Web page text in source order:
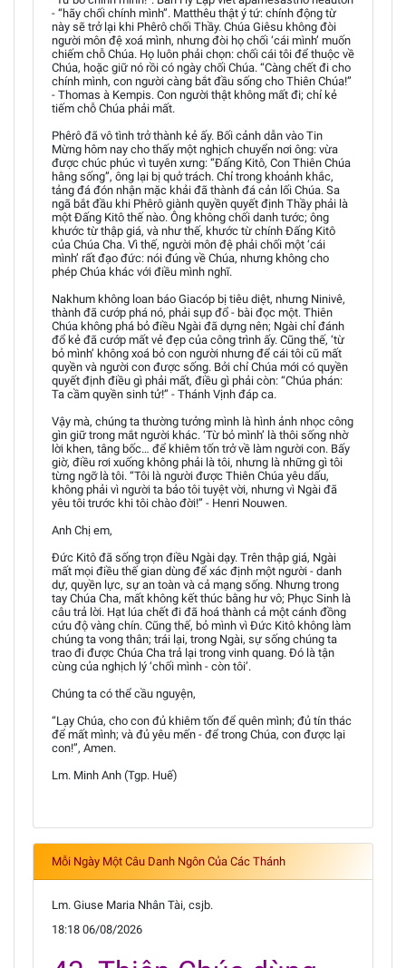
- “hãy chối chính mình”. Matthêu thật ý tứ: chính động từ
này sẽ trở lại khi Phêrô chối Thầy. Chúa Giêsu không đòi
người môn đệ xoá mình, nhưng đòi họ chối ‘cái mình’ muốn
chiếm chỗ Chúa. Họ luôn phải chọn: chối cái tôi để thuộc về
Chúa, hoặc giữ nó rồi có ngày chối Chúa. “Càng chết đi cho
chính mình, con người càng bắt đầu sống cho Thiên Chúa!”
- Thomas à Kempis. Con người thật không mất đi; chỉ kẻ
tiếm chỗ Chúa phải mất.
Phêrô đã vô tình trở thành kẻ ấy. Bối cảnh dẫn vào Tin
Mừng hôm nay cho thấy một nghịch chuyển nơi ông: vừa
được chúc phúc vì tuyên xưng: “Đấng Kitô, Con Thiên Chúa
hằng sống”, ông lại bị quở trách. Chỉ trong khoảnh khắc,
tảng đá đón nhận mặc khải đã thành đá cản lối Chúa. Sa
ngã bắt đầu khi Phêrô giành quyền quyết định Thầy phải là
một Đấng Kitô thế nào. Ông không chối danh tước; ông
khước từ thập giá, và như thế, khước từ chính Đấng Kitô
của Chúa Cha. Vì thế, người môn đệ phải chối một ‘cái
mình’ rất đạo đức: nói đúng về Chúa, nhưng không cho
phép Chúa khác với điều mình nghĩ.
Nakhum không loan báo Giacóp bị tiêu diệt, nhưng Ninivê,
thành đã cướp phá nó, phải sụp đổ - bài đọc một. Thiên
Chúa không phá bỏ điều Ngài đã dựng nên; Ngài chỉ đánh
đổ kẻ đã cướp mất vẻ đẹp của công trình ấy. Cũng thế, ‘từ
bỏ mình’ không xoá bỏ con người nhưng để cái tôi cũ mất
quyền và người con được sống. Bởi chỉ Chúa mới có quyền
quyết định điều gì phải mất, điều gì phải còn: “Chúa phán:
Ta cầm quyền sinh tử!” - Thánh Vịnh đáp ca.
Vậy mà, chúng ta thường tưởng mình là hình ảnh nhọc công
gìn giữ trong mắt người khác. ‘Từ bỏ mình’ là thôi sống nhờ
lời khen, tâng bốc… để khiêm tốn trở về làm người con. Bấy
giờ, điều rơi xuống không phải là tôi, nhưng là những gì tôi
từng ngỡ là tôi. “Tôi là người được Thiên Chúa yêu dấu,
không phải vì người ta bảo tôi tuyệt vời, nhưng vì Ngài đã
yêu tôi trước khi tôi chào đời!” - Henri Nouwen.
Anh Chị em,
Đức Kitô đã sống trọn điều Ngài dạy. Trên thập giá, Ngài
mất mọi điều thế gian dùng để xác định một người - danh
dự, quyền lực, sự an toàn và cả mạng sống. Nhưng trong
tay Chúa Cha, mất không kết thúc bằng hư vô; Phục Sinh là
câu trả lời. Hạt lúa chết đi đã hoá thành cả một cánh đồng
cứu độ vàng chín. Cũng thế, bỏ mình vì Đức Kitô không làm
chúng ta vong thân; trái lại, trong Ngài, sự sống chúng ta
trao đi được Chúa Cha trả lại trong vinh quang. Đó là tận
cùng của nghịch lý ‘chối mình - còn tôi’.
Chúng ta có thể cầu nguyện,
“Lạy Chúa, cho con đủ khiêm tốn để quên mình; đủ tín thác
để mất mình; và đủ yêu mến - để trong Chúa, con được lại
con!”, Amen.
Lm. Minh Anh (Tgp. Huế)
Mỗi Ngày Một Câu Danh Ngôn Của Các Thánh
Lm. Giuse Maria Nhân Tài, csjb.
18:18 06/08/2026